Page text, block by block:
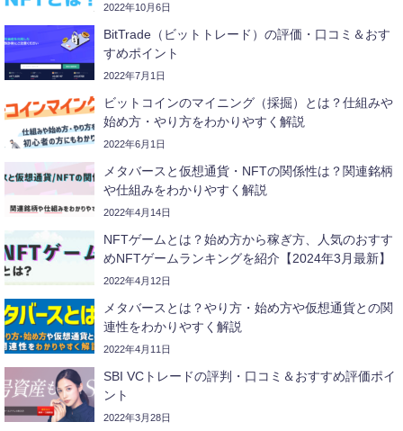
2022年10月6日
BitTrade（ビットトレード）の評価・口コミ＆おす
すめポイント
2022年7月1日
ビットコインのマイニング（採掘）とは？仕組みや
始め方・やり方をわかりやすく解説
2022年6月1日
メタバースと仮想通貨・NFTの関係性は？関連銘柄
や仕組みをわかりやすく解説
2022年4月14日
NFTゲームとは？始め方から稼ぎ方、人気のおすす
めNFTゲームランキングを紹介【2024年3月最新】
2022年4月12日
メタバースとは？やり方・始め方や仮想通貨との関
連性をわかりやすく解説
2022年4月11日
SBI VCトレードの評判・口コミ＆おすすめ評価ポイ
ント
2022年3月28日